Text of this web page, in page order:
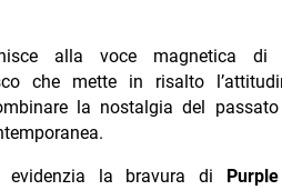
alla voce magnetica
che mette in risalto
la nostalgia del passato
evidenzia la bravura di